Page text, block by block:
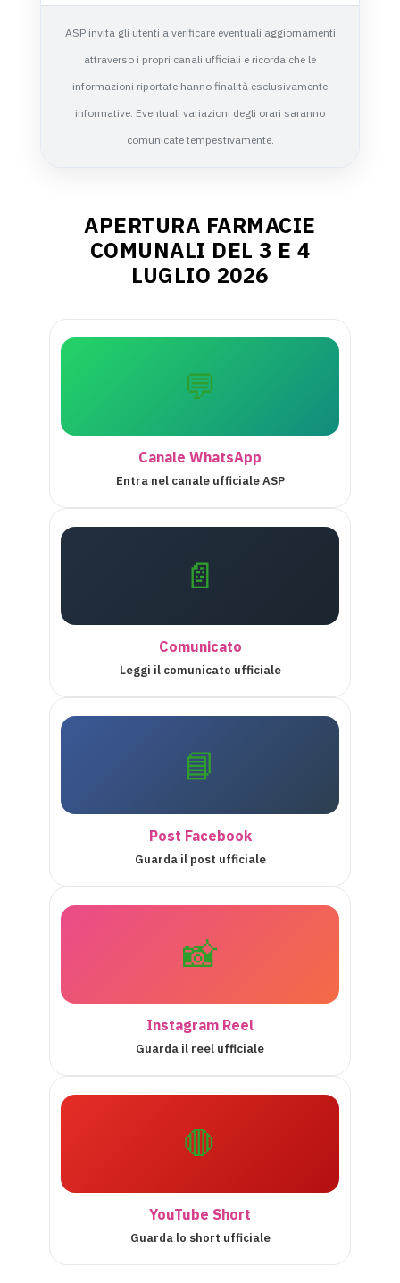
ASP invita gli utenti a verificare eventuali aggiornamenti
attraverso i propri canali ufficiali e ricorda che le
informazioni riportate hanno finalità esclusivamente
informative. Eventuali variazioni degli orari saranno
comunicate tempestivamente.
APERTURA FARMACIE
COMUNALI DEL 3 E 4
LUGLIO 2026
💬
Canale WhatsApp
Entra nel canale ufficiale ASP
📄
Comunicato
Leggi il comunicato ufficiale
📘
Post Facebook
Guarda il post ufficiale
📸
Instagram Reel
Guarda il reel ufficiale
🛑
YouTube Short
Guarda lo short ufficiale